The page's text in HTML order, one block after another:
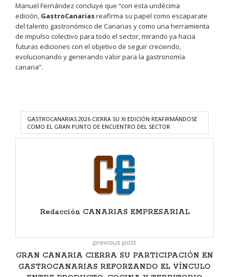
Manuel Fernández concluye que “con esta undécima
edición, GastroCanariasreafirma su papel como escaparate
del talento gastronómico de Canarias y como una herramienta
de impulso colectivo para todo el sector, mirando ya hacia
futuras ediciones con el objetivo de seguir creciendo,
evolucionando y generando valor para la gastronomía
canaria”.
GASTROCANARIAS 2026 CIERRA SU XI EDICIÓN REAFIRMÁNDOSE
COMO EL GRAN PUNTO DE ENCUENTRO DEL SECTOR
Redacción CANARIAS EMPRESARIAL
previous post
GRAN CANARIA CIERRA SU PARTICIPACIÓN EN
GASTROCANARIAS REFORZANDO EL VÍNCULO